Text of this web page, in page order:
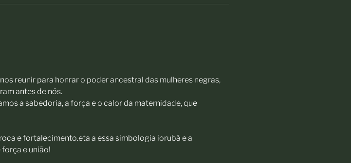
reunir para honrar o poder ancestral das mulheres negras,
antes de nós.
a sabedoria, a força e o calor da maternidade, que
e fortalecimento.eta a essa simbologia iorubá e a
e união!